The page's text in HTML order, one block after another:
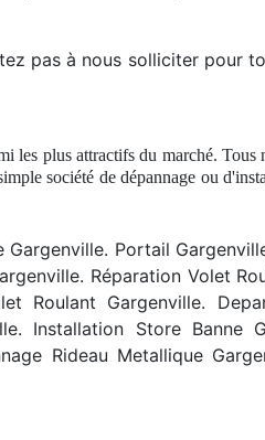
pas à nous solliciter pour
les plus attractifs du marché.
société de dépannage ou
Portail
Réparation Volet
Roulant Gargenville.
Installation Store Banne
Rideau Metallique